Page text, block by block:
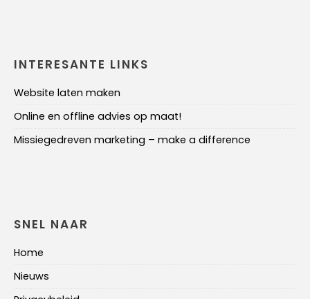
INTERESANTE LINKS
Website laten maken
Online en offline advies op maat!
Missiegedreven marketing – make a difference
SNEL NAAR
Home
Nieuws